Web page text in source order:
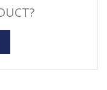
Events